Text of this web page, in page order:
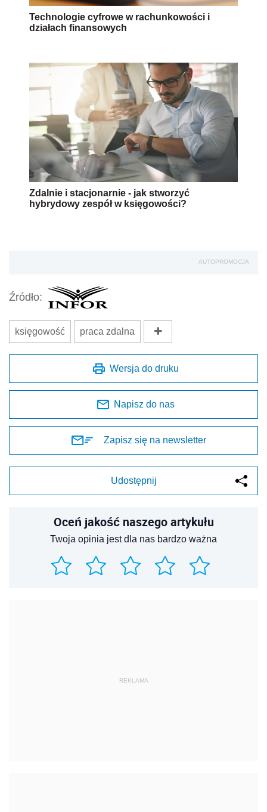
Technologie cyfrowe w rachunkowości i
działach finansowych
Zdalnie i stacjonarnie - jak stworzyć
hybrydowy zespół w księgowości?
AUTOPROMOCJA
Źródło:
księgowość praca zdalna
Wersja do druku
Napisz do nas
Zapisz się na newsletter
Udostępnij
Oceń jakość naszego artykułu
Twoja opinia jest dla nas bardzo ważna
REKLAMA